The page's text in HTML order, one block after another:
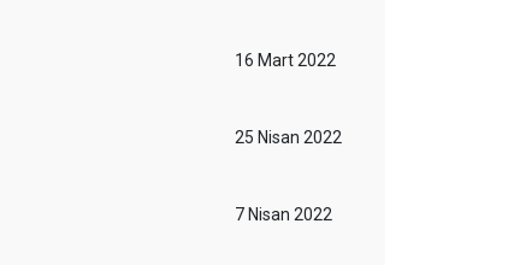
16 Mart 2022
25 Nisan 2022
7 Nisan 2022